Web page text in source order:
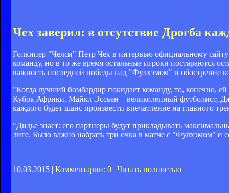
Чех заверил: в отсутствие Дрогба
Голкипер "Челси" Петр Чех в интервью официальному
команду, но в то же время остальные игроки постараются
важность последней победы над "Фулхэмом" и обострение
"Когда лучший бомбардир покидает команду, то, конечно,
Кубок Африки. Майкл Эссьен – великолепный футболист,
каждого будет шанс произвести впечатление на главного
"Дидье знает: его партнеры будут прикладывать
лиге. Было важно набрать три очка в матче с "Фулхэмом" и
10.03.2015 | Комментарии: 0 | Читать полностью